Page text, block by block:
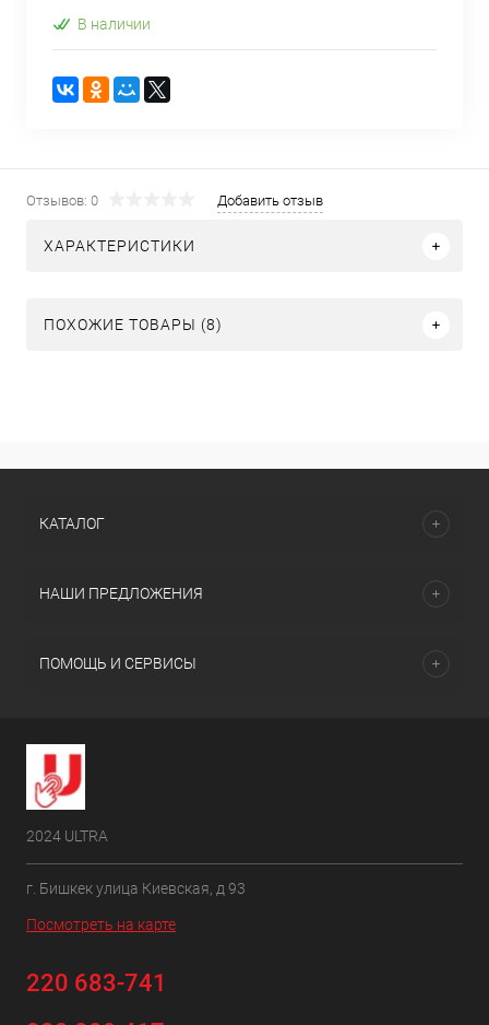
В наличии
Отзывов: 0 Добавить отзыв
ХАРАКТЕРИСТИКИ
ПОХОЖИЕ ТОВАРЫ (8)
КАТАЛОГ
НАШИ ПРЕДЛОЖЕНИЯ
ПОМОЩЬ И СЕРВИСЫ
2024 ULTRA
г. Бишкек улица Киевская, д 93
Посмотреть на карте
220 683-741